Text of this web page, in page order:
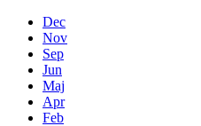
Dec
Nov
Sep
Jun
Maj
Apr
Feb